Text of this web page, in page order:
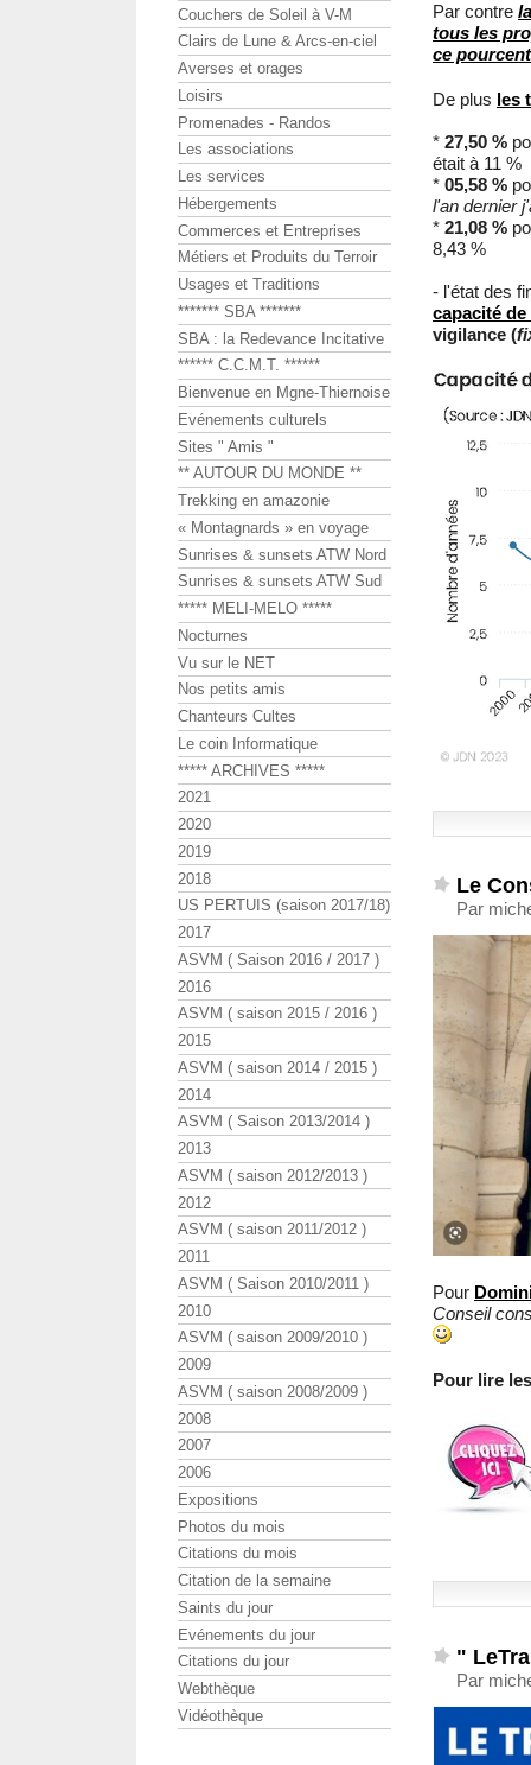
Par contre
tous les
ce
De plus les
* 27,50 %
était à 11 %
* 05,58 %
l'an dernier
* 21,08 %
8,43 %
- l'état des
capacité
vigilance (
Le
Par
Pour
Conseil
Pour lire
"
Par
Couchers de Soleil à V-M
Clairs de Lune & Arcs-en-ciel
Averses et orages
Loisirs
Promenades - Randos
Les associations
Les services
Hébergements
Commerces et Entreprises
Métiers et Produits du Terroir
Usages et Traditions
******* SBA *******
SBA : la Redevance Incitative
****** C.C.M.T. ******
Bienvenue en Mgne-Thiernoise
Evénements culturels
Sites " Amis "
** AUTOUR DU MONDE **
Trekking en amazonie
« Montagnards » en voyage
Sunrises & sunsets ATW Nord
Sunrises & sunsets ATW Sud
***** MELI-MELO *****
Nocturnes
Vu sur le NET
Nos petits amis
Chanteurs Cultes
Le coin Informatique
***** ARCHIVES *****
2021
2020
2019
2018
US PERTUIS (saison 2017/18)
2017
ASVM ( Saison 2016 / 2017 )
2016
ASVM ( saison 2015 / 2016 )
2015
ASVM ( saison 2014 / 2015 )
2014
ASVM ( Saison 2013/2014 )
2013
ASVM ( saison 2012/2013 )
2012
ASVM ( saison 2011/2012 )
2011
ASVM ( Saison 2010/2011 )
2010
ASVM ( saison 2009/2010 )
2009
ASVM ( saison 2008/2009 )
2008
2007
2006
Expositions
Photos du mois
Citations du mois
Citation de la semaine
Saints du jour
Evénements du jour
Citations du jour
Webthèque
Vidéothèque